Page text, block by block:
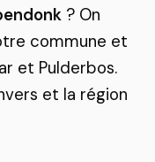
? On
commune et
et Pulderbos.
et la région